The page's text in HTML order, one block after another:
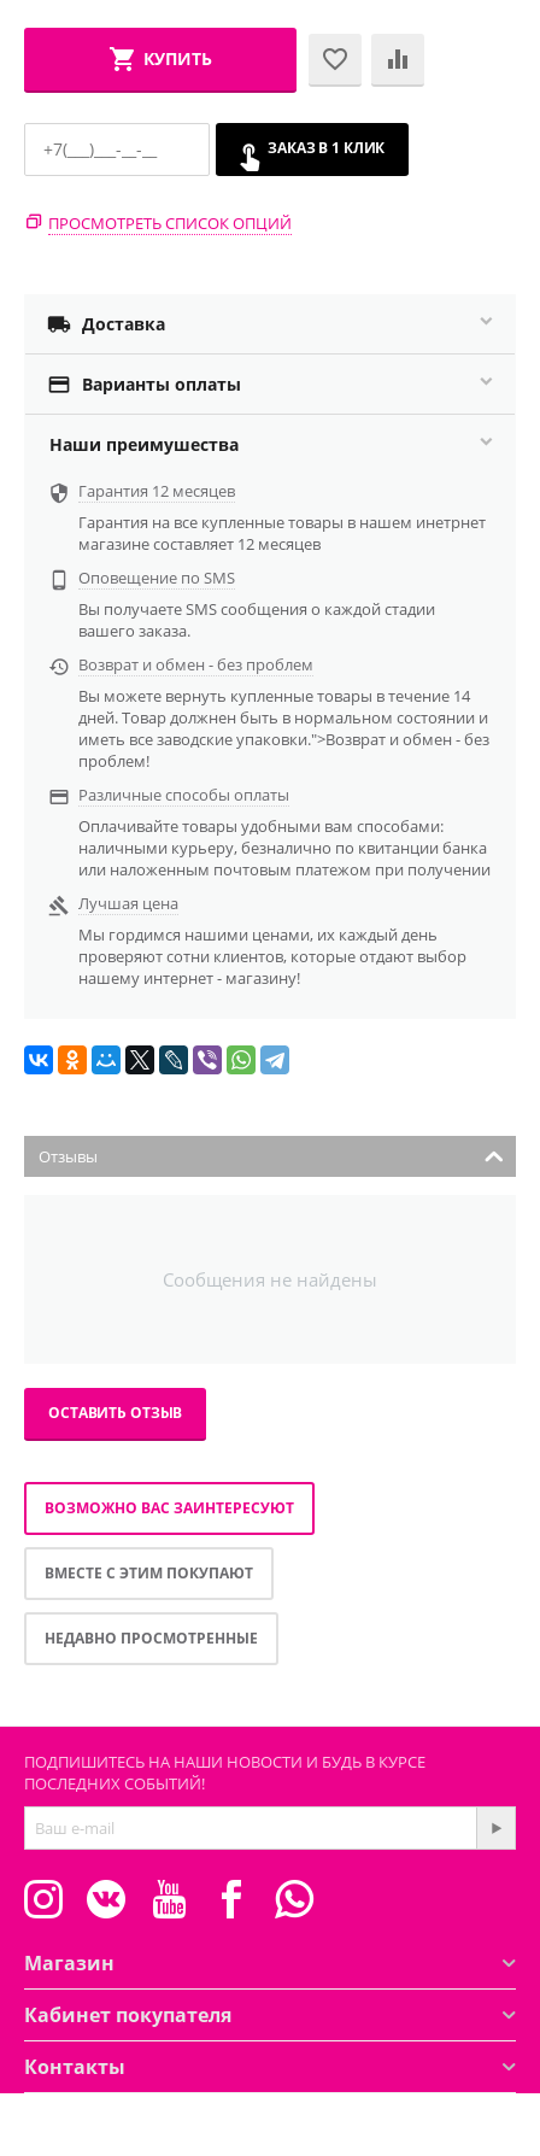
КУПИТЬ
ЗАКАЗ В 1 КЛИК
ПРОСМОТРЕТЬ СПИСОК ОПЦИЙ
 Доставка
 Варианты оплаты
Наши преимушества
 Гарантия 12 месяцев
Гарантия на все купленные товары в нашем инетрнет
магазине составляет 12 месяцев

Оповещение по SMS
Вы получаете SMS сообщения о каждой стадии
вашего заказа.
 Возврат и обмен - без проблем
Вы можете вернуть купленные товары в течение 14
дней. Товар должнен быть в нормальном состоянии и
иметь все заводские упаковки.">Возврат и обмен - без
проблем!
 Различные способы оплаты
Оплачивайте товары удобными вам способами:
наличными курьеру, безналично по квитанции банка
или наложенным почтовым платежом при получении

Лучшая цена
Мы гордимся нашими ценами, их каждый день
проверяют сотни клиентов, которые отдают выбор
нашему интернет - магазину!
Отзывы
Сообщения не найдены
ОСТАВИТЬ ОТЗЫВ
ВОЗМОЖНО ВАС ЗАИНТЕРЕСУЮТ
ВМЕСТЕ С ЭТИМ ПОКУПАЮТ
НЕДАВНО ПРОСМОТРЕННЫЕ
ПОДПИШИТЕСЬ НА НАШИ НОВОСТИ И БУДЬ В КУРСЕ
ПОСЛЕДНИХ СОБЫТИЙ!
Магазин
Кабинет покупателя
Контакты